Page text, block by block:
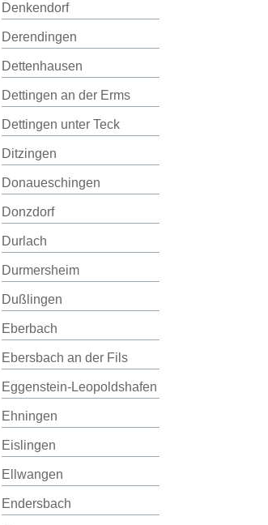
Denkendorf
Derendingen
Dettenhausen
Dettingen an der Erms
Dettingen unter Teck
Ditzingen
Donaueschingen
Donzdorf
Durlach
Durmersheim
Dußlingen
Eberbach
Ebersbach an der Fils
Eggenstein-Leopoldshafen
Ehningen
Eislingen
Ellwangen
Endersbach